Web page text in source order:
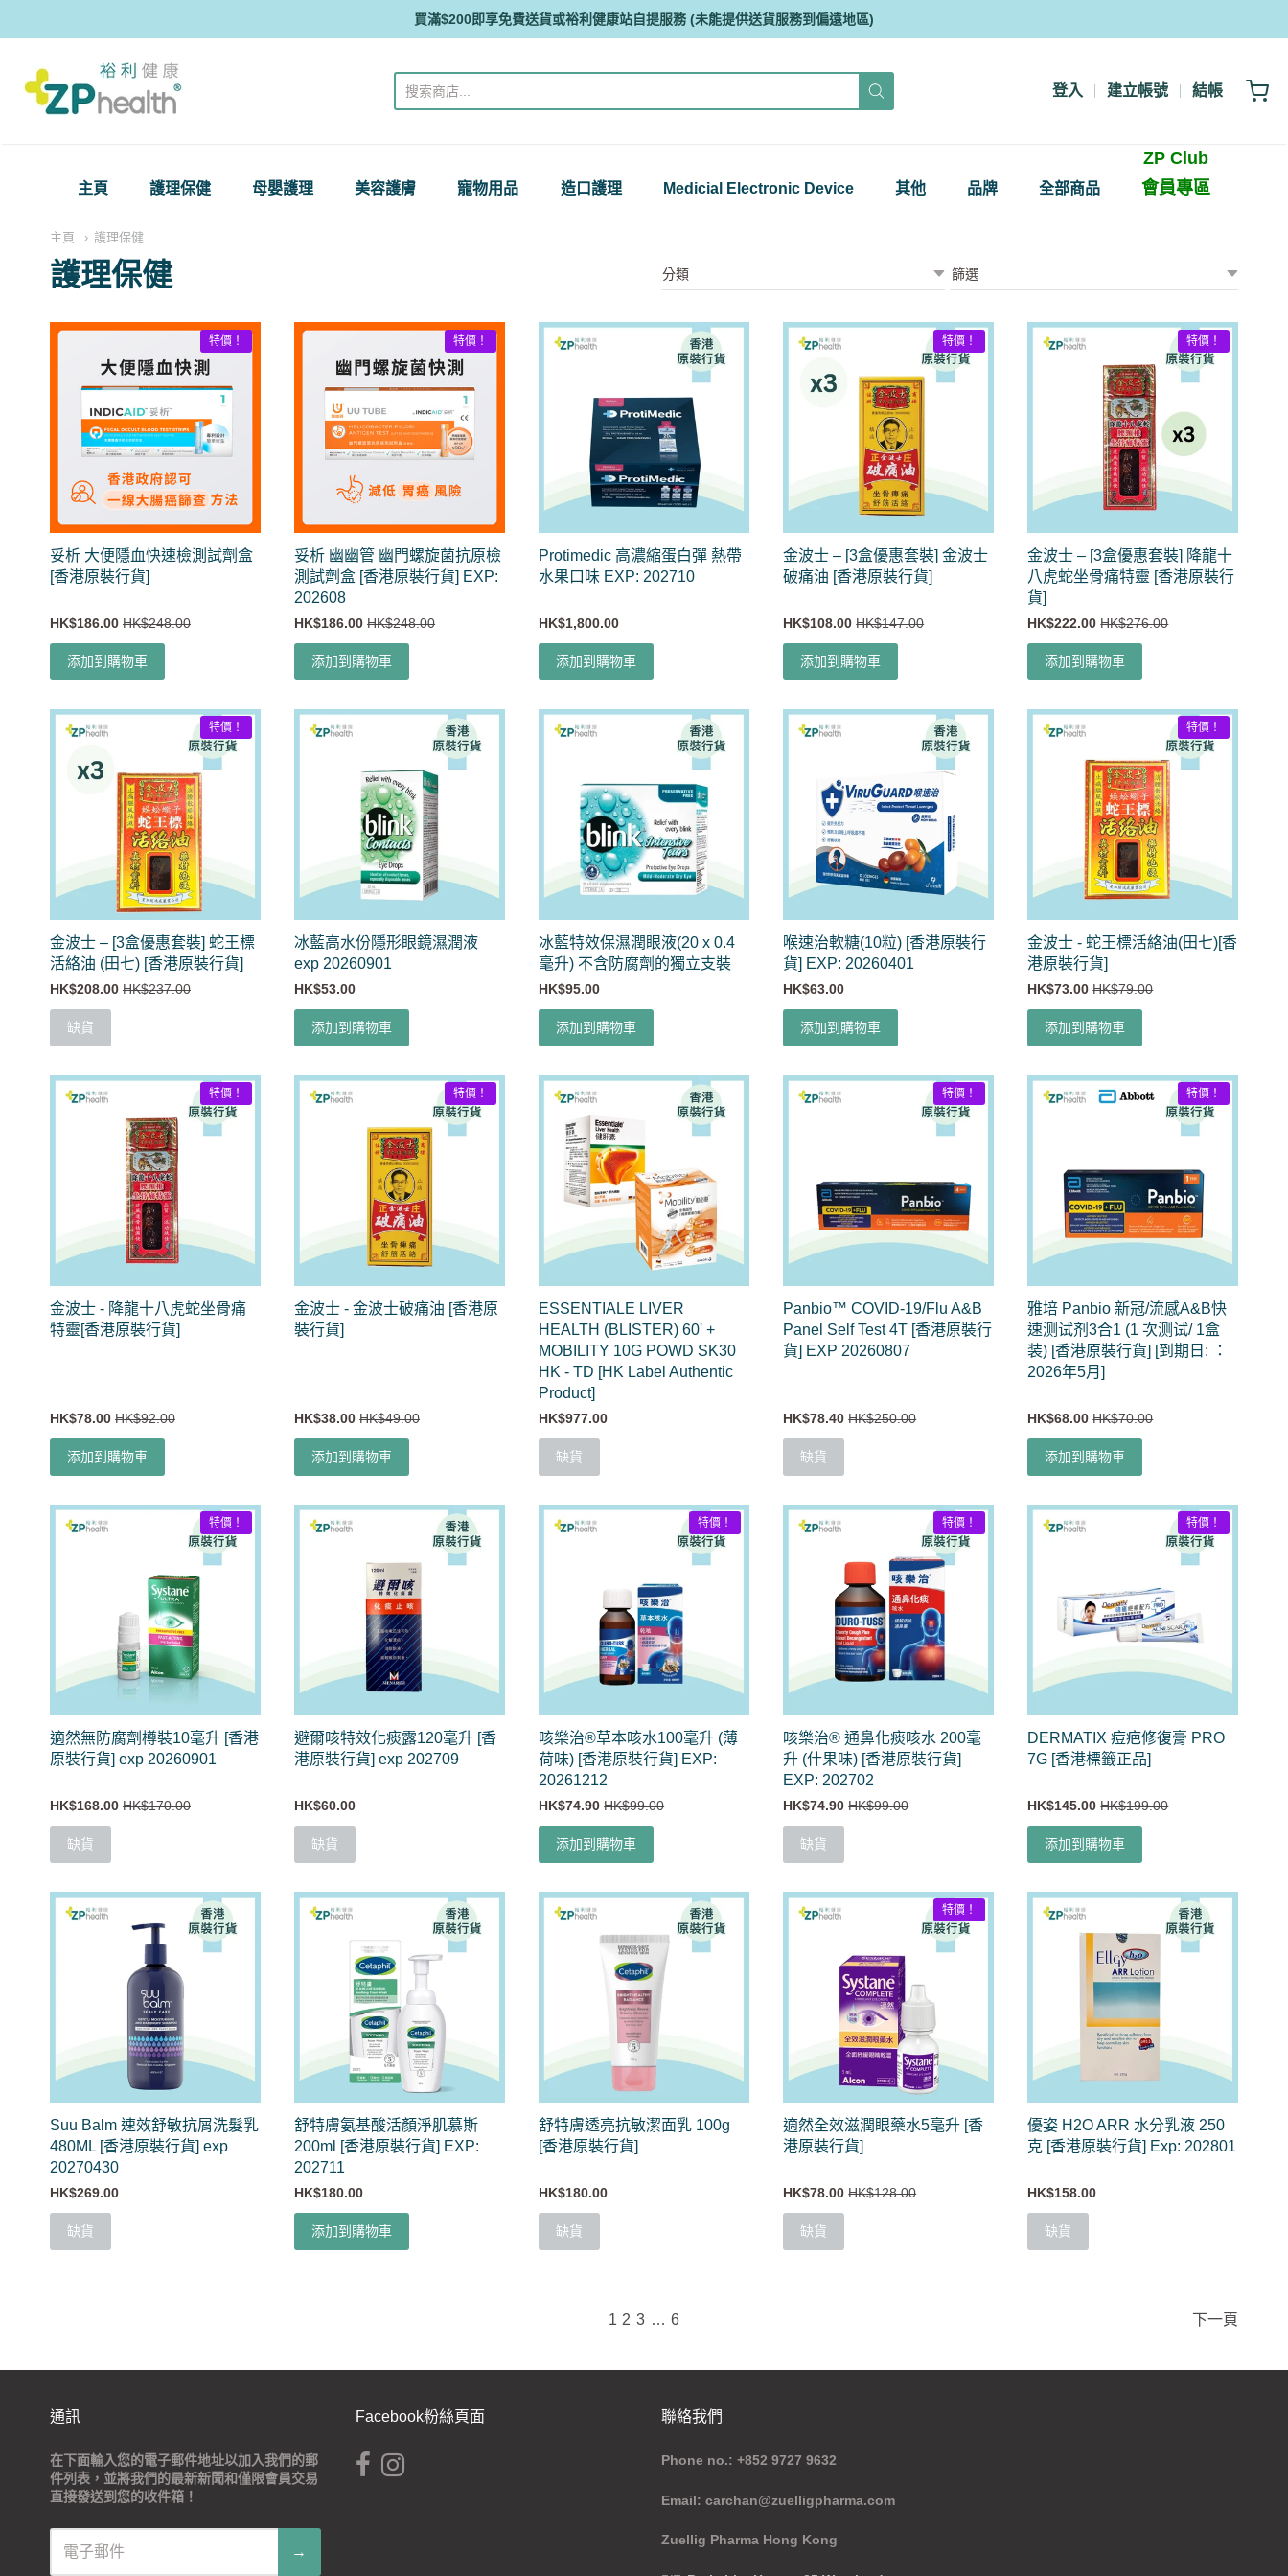
買滿$200即享免費送貨或裕利健康站自提服務 (未能提供送貨服務到偏遠地區)
ZP Health
登入 建立帳號 結帳
主頁 護理保健 母嬰護理 美容護膚 寵物用品 造口護理 Medicial Electronic Device 其他 品牌 全部商品
ZP Club
會員專區
主頁 護理保健
護理保健
妥析 大便隱血快速檢測試劑盒
[香港原裝行貨]
特價！
HK$186.00 HK$248.00
添加到購物車
妥析 幽幽管 幽門螺旋菌抗原檢
測試劑盒 [香港原裝行貨] EXP:
202608
特價！
HK$186.00 HK$248.00
添加到購物車
Protimedic 高濃縮蛋白彈 熱帶
水果口味 EXP: 202710
HK$1,800.00
添加到購物車
金波士 – [3盒優惠套裝] 金波士
破痛油 [香港原裝行貨]
特價！
HK$108.00 HK$147.00
添加到購物車
金波士 – [3盒優惠套裝] 降龍十
八虎蛇坐骨痛特靈 [香港原裝行
貨]
特價！
HK$222.00 HK$276.00
添加到購物車
金波士 – [3盒優惠套裝] 蛇王標
活絡油 (田七) [香港原裝行貨]
特價！
HK$208.00 HK$237.00
缺貨
冰藍高水份隱形眼鏡濕潤液
exp 20260901
HK$53.00
添加到購物車
冰藍特效保濕潤眼液(20 x 0.4
毫升) 不含防腐劑的獨立支裝
HK$95.00
添加到購物車
喉速治軟糖(10粒) [香港原裝行
貨] EXP: 20260401
HK$63.00
添加到購物車
金波士 - 蛇王標活絡油(田七)[香
港原裝行貨]
特價！
HK$73.00 HK$79.00
添加到購物車
金波士 - 降龍十八虎蛇坐骨痛
特靈[香港原裝行貨]
特價！
HK$78.00 HK$92.00
添加到購物車
金波士 - 金波士破痛油 [香港原
裝行貨]
特價！
HK$38.00 HK$49.00
添加到購物車
ESSENTIALE LIVER
HEALTH (BLISTER) 60' +
MOBILITY 10G POWD SK30
HK - TD [HK Label Authentic
Product]
HK$977.00
缺貨
Panbio™ COVID-19/Flu A&B
Panel Self Test 4T [香港原裝行
貨] EXP 20260807
特價！
HK$78.40 HK$250.00
缺貨
雅培 Panbio 新冠/流感A&B快
速测试剂3合1 (1 次测试/ 1盒
装) [香港原裝行貨] [到期日: ：
2026年5月]
特價！
HK$68.00 HK$70.00
添加到購物車
適然無防腐劑樽裝10毫升 [香港
原裝行貨] exp 20260901
特價！
HK$168.00 HK$170.00
缺貨
避爾咳特效化痰露120毫升 [香
港原裝行貨] exp 202709
HK$60.00
缺貨
咳樂治®草本咳水100毫升 (薄
荷味) [香港原裝行貨] EXP:
20261212
特價！
HK$74.90 HK$99.00
添加到購物車
咳樂治® 通鼻化痰咳水 200毫
升 (什果味) [香港原裝行貨]
EXP: 202702
特價！
HK$74.90 HK$99.00
缺貨
DERMATIX 痘疤修復膏 PRO
7G [香港標籤正品]
特價！
HK$145.00 HK$199.00
添加到購物車
Suu Balm 速效舒敏抗屑洗髮乳
480ML [香港原裝行貨] exp
20270430
HK$269.00
缺貨
舒特膚氨基酸活顏淨肌慕斯
200ml [香港原裝行貨] EXP:
202711
HK$180.00
添加到購物車
舒特膚透亮抗敏潔面乳 100g
[香港原裝行貨]
HK$180.00
缺貨
適然全效滋潤眼藥水5毫升 [香
港原裝行貨]
特價！
HK$78.00 HK$128.00
缺貨
優姿 H2O ARR 水分乳液 250
克 [香港原裝行貨] Exp: 202801
HK$158.00
缺貨
1 2 3 … 6 下一頁
通訊
在下面輸入您的電子郵件地址以加入我們的郵
件列表，並將我們的最新新聞和僅限會員交易
直接發送到您的收件箱！
→
Facebook粉絲頁面 聯絡我們
Phone no.: +852 9727 9632
Email: carchan@zuelligpharma.com
Zuellig Pharma Hong Kong